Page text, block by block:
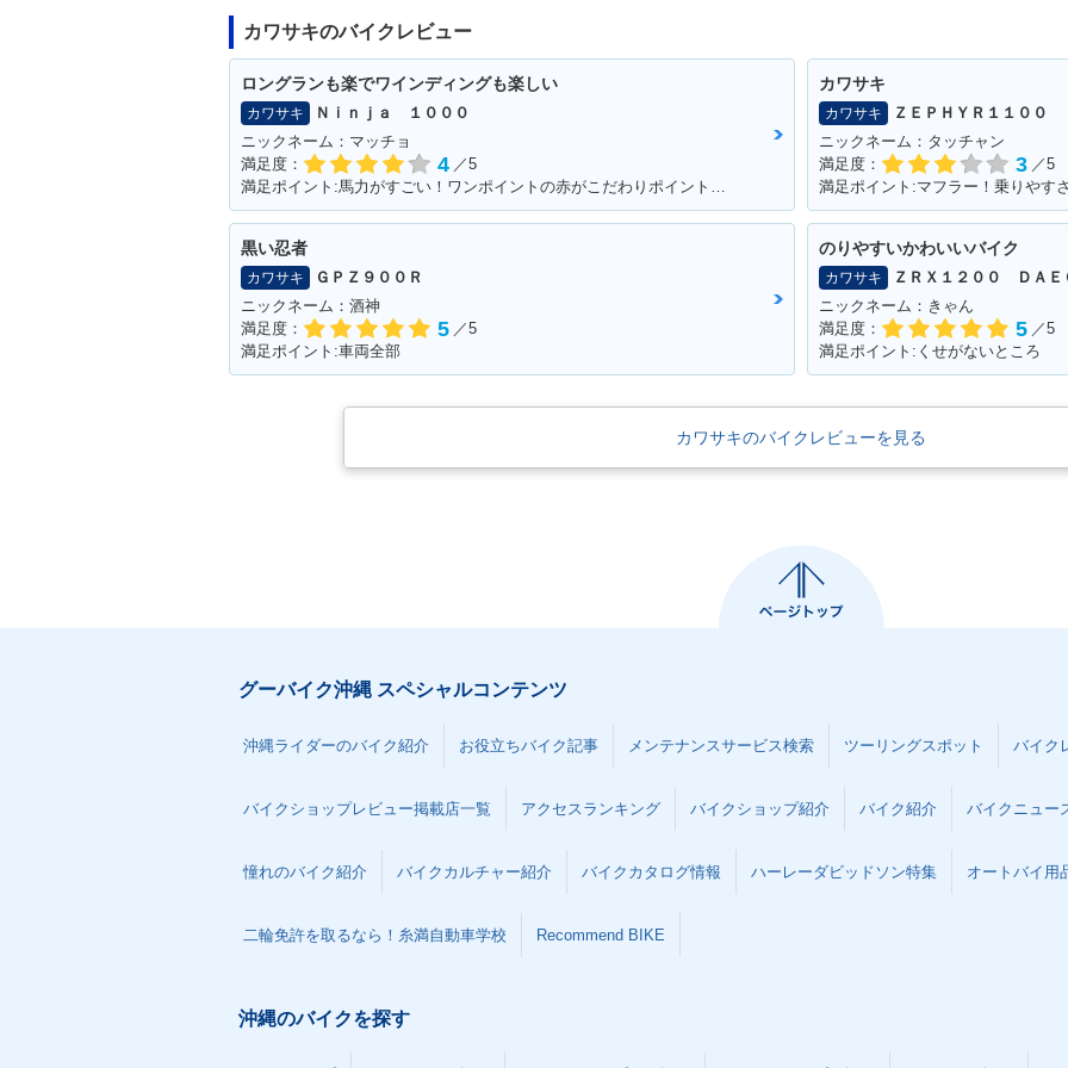
カワサキのバイクレビュー
ロングランも楽でワインディングも楽しい
カワサキ
Ｎｉｎｊａ １０００
ニックネーム：マッチョ
満足度：
4 ／5
満足ポイント:馬力がすごい！ワンポイントの赤がこだわりポイントです。
カワサキ
カワサキ
ＺＥＰＨＹＲ１１００
ニックネーム：タッチャン
満足度：
3 ／5
満足ポイント:マフラー！乗りやす
黒い忍者
カワサキ
ＧＰＺ９００Ｒ
ニックネーム：酒神
満足度：
5 ／5
満足ポイント:車両全部
のりやすいかわいいバイク
カワサキ
ＺＲＸ１２００ ＤＡＥ
ニックネーム：きゃん
満足度：
5 ／5
満足ポイント:くせがないところ
カワサキのバイクレビューを見る
グーバイク沖縄 スペシャルコンテンツ
沖縄ライダーのバイク紹介 お役立ちバイク記事 メンテナンスサービス検索 ツーリングスポット バイク
バイクショップレビュー掲載店一覧 アクセスランキング バイクショップ紹介 バイク紹介 バイクニュー
憧れのバイク紹介 バイクカルチャー紹介 バイクカタログ情報 ハーレーダビッドソン特集 オートバイ用
二輪免許を取るなら！糸満自動車学校 Recommend BIKE
沖縄のバイクを探す